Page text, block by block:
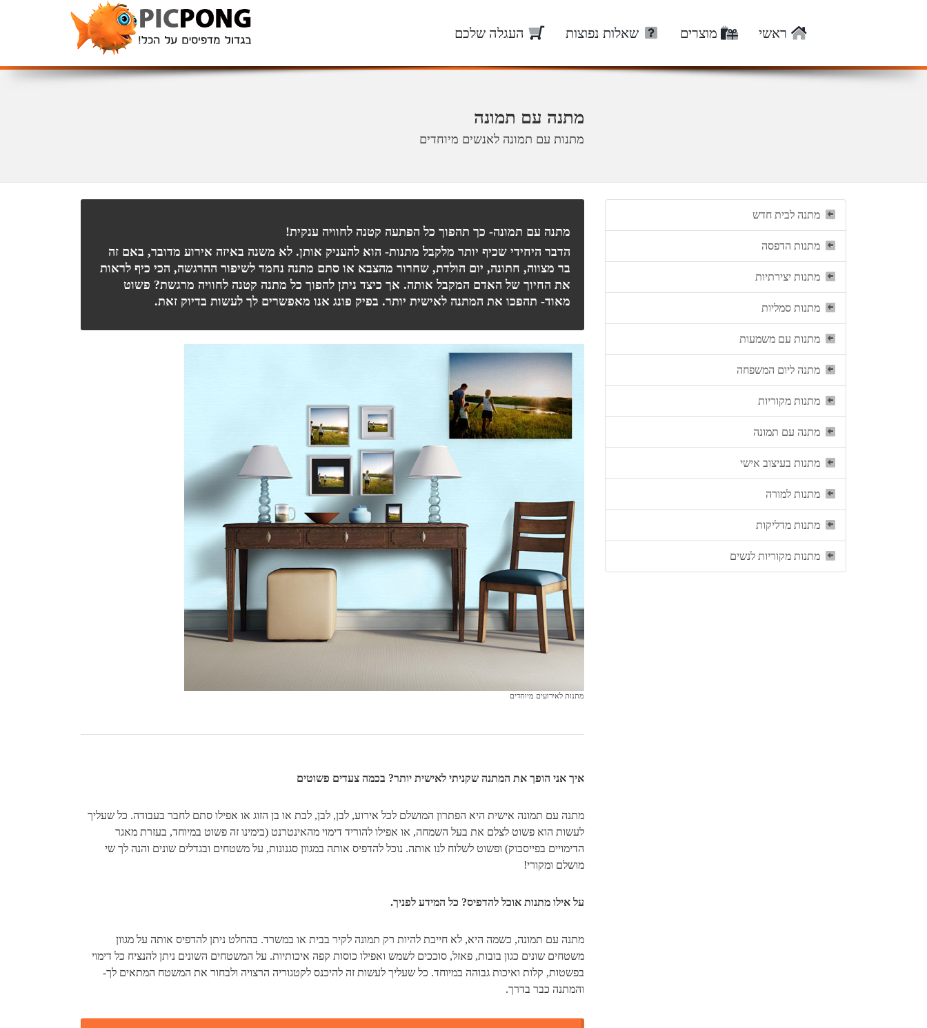
ראשי מוצרים שאלות נפוצות העגלה שלכם
מתנה עם תמונה
מתנות עם תמונה לאנשים מיוחדים
מתנה לבית חדש
מתנות הדפסה
מתנות יצירתיות
מתנות סמליות
מתנות עם משמעות
מתנה ליום המשפחה
מתנות מקוריות
מתנה עם תמונה
מתנות בעיצוב אישי
מתנות למורה
מתנות מדליקות
מתנות מקוריות לנשים
מתנה עם תמונה- כך תהפוך כל הפתעה קטנה לחוויה ענקית!
הדבר היחידי שכיף יותר מלקבל מתנות- הוא להעניק אותן. לא משנה באיזה אירוע מדובר, באם זה
בר מצווה, חתונה, יום הולדת, שחרור מהצבא או סתם מתנה נחמד לשיפור ההרגשה, הכי כיף לראות
את החיוך של האדם המקבל אותה. אך כיצד ניתן להפוך כל מתנה קטנה לחוויה מרגשת? פשוט
מאוד- תהפכו את המתנה לאישית יותר. בפיק פונג אנו מאפשרים לך לעשות בדיוק זאת.
מתנות לאירועים מיוחדים
איך אני הופך את המתנה שקניתי לאישית יותר? בכמה צעדים פשוטים
מתנה עם תמונה אישית היא הפתרון המושלם לכל אירוע, לבן, לבן, לבת או בן הזוג או אפילו סתם לחבר בעבודה. כל שעליך
לעשות הוא פשוט לצלם את בעל השמחה, או אפילו להוריד דימוי מהאינטרנט (בימינו זה פשוט במיוחד, בעזרת מאגר
הדימויים בפייסבוק) ופשוט לשלוח לנו אותה. נוכל להדפיס אותה במגוון סגנונות, על משטחים ובגדלים שונים והנה לך שי
מושלם ומקורי!
על אילו מתנות אוכל להדפיס? כל המידע לפניך.
מתנה עם תמונה, כשמה היא, לא חייבת להיות רק תמונה לקיר בבית או במשרד. בהחלט ניתן להדפיס אותה על מגוון
משטחים שונים כגון בובות, פאזל, סוככים לשמש ואפילו כוסות קפה איכותיות. על המשטחים השונים ניתן להנציח כל דימוי
בפשטות, קלות ואיכות גבוהה במיוחד. כל שעליך לעשות זה להיכנס לקטגוריה הרצויה ולבחור את המשטח המתאים לך-
והמתנה כבר בדרך.